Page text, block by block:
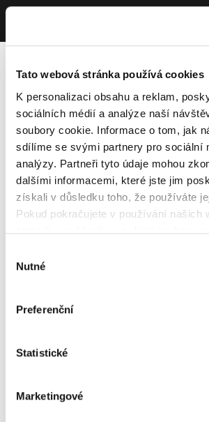
Tato webová stránka používá cookies
K personalizaci obsahu a reklam,
sociálních médií a analýze naší
soubory cookie. Informace o tom, jak
sdílíme se svými partnery pro sociální
analýzy. Partneři tyto údaje mohou
dalšími informacemi, které jste jim
získali v důsledku toho, že používáte
Pokud pokračujete v používání našich
souhlasu
Nutné
Preferenční
Statistické
Marketingové